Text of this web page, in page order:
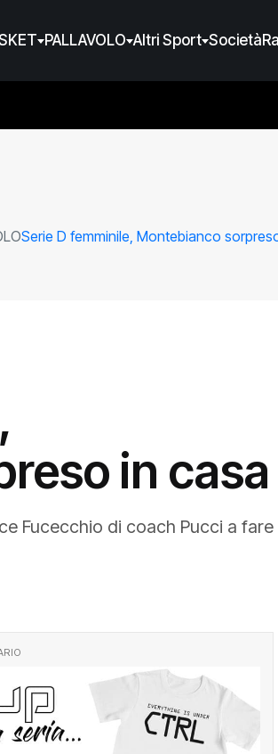
PALLAVOLO Altri Sport Società
Serie D femminile, Montebianco
in casa
Fucecchio di coach Pucci a fare